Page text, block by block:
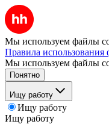
Мы используем файлы
Правила использования
Мы используем файлы
Понятно
Ищу работу
Ищу работу
Ищу работу